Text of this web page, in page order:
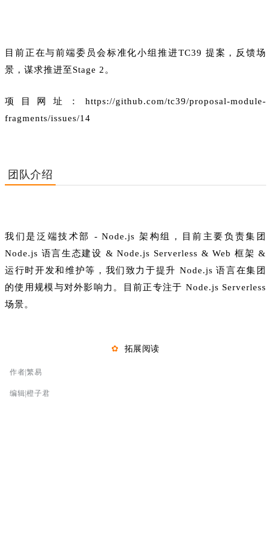
目前正在与前端委员会标准化小组推进TC39 提案，反馈场
景，谋求推进至Stage 2。
项目网址：https://github.com/tc39/proposal-module-
fragments/issues/14
团队介绍
我们是泛端技术部 - Node.js 架构组，目前主要负责集团
Node.js 语言生态建设 & Node.js Serverless & Web 框架 &
运行时开发和维护等，我们致力于提升 Node.js 语言在集团
的使用规模与对外影响力。目前正专注于 Node.js Serverless
场景。
✿ 拓展阅读
作者|繁易
编辑|橙子君